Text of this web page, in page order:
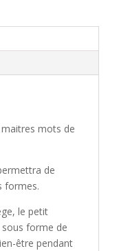
mots de
de
formes.
le petit
forme de
être pendant